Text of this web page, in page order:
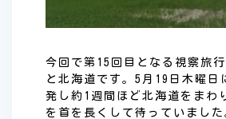
今回で第15回目となる視察旅
と北海道です。5月19日木曜日
発し約1週間ほど北海道をまわ
を首を長くして待っていました